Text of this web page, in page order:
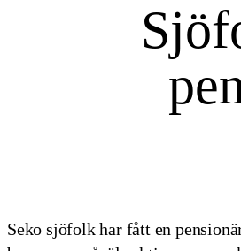
Seko sjöfolk har fått en